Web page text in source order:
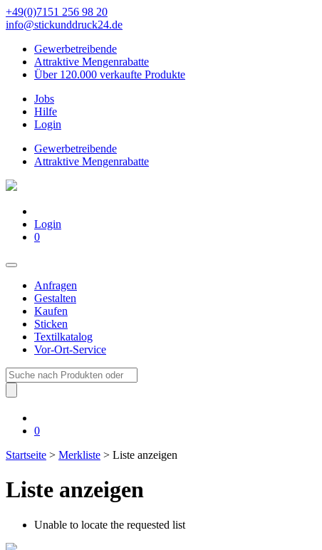
+49(0)7151 256 98 20‬
info@stickunddruck24.de
Gewerbetreibende
Attraktive Mengenrabatte
Über 120.000 verkaufte Produkte
Jobs
Hilfe
Login
Gewerbetreibende
Attraktive Mengenrabatte
Login
0
Anfragen
Gestalten
Kaufen
Sticken
Textilkatalog
Vor-Ort-Service
Suche
nach:
0
Startseite > Merkliste > Liste anzeigen
Liste anzeigen
Unable to locate the requested list